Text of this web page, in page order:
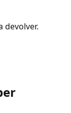
devolver.